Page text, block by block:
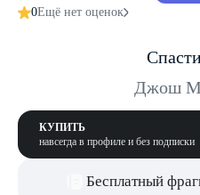
0Ещё нет оценок
Джош
КУПИТЬ
навсегда в профиле и без подписки
Бесплатный